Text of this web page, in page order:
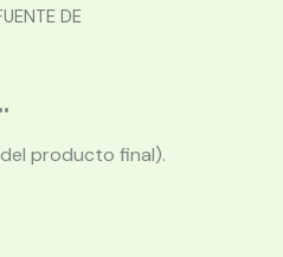
DE
producto final).